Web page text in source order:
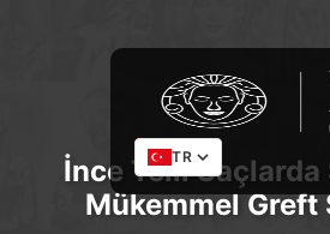
TR
İnce Telli Saçlarda
Mükemmel